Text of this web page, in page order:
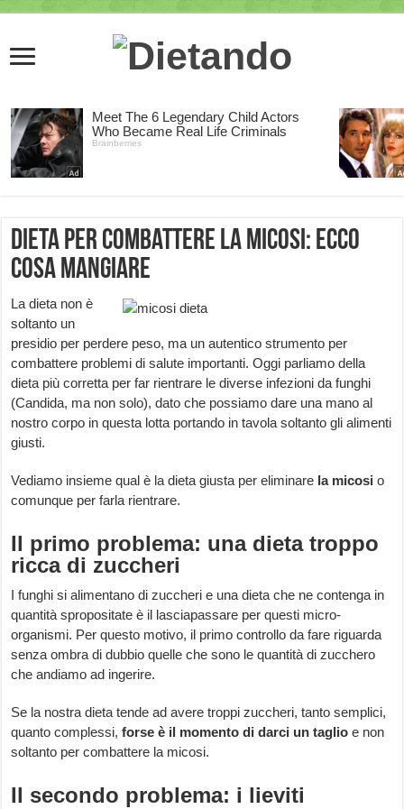
Dieta per combattere la micosi: ecco
cosa mangiare
La dieta non è
soltanto un
presidio per perdere peso, ma un autentico strumento per
combattere problemi di salute importanti. Oggi parliamo della
dieta più corretta per far rientrare le diverse infezioni da funghi
(Candida, ma non solo), dato che possiamo dare una mano al
nostro corpo in questa lotta portando in tavola soltanto gli alimenti
giusti.
Vediamo insieme qual è la dieta giusta per eliminare la micosi o
comunque per farla rientrare.
Il primo problema: una dieta troppo
ricca di zuccheri
I funghi si alimentano di zuccheri e una dieta che ne contenga in
quantità spropositate è il lasciapassare per questi micro-
organismi. Per questo motivo, il primo controllo da fare riguarda
senza ombra di dubbio quelle che sono le quantità di zucchero
che andiamo ad ingerire.
Se la nostra dieta tende ad avere troppi zuccheri, tanto semplici,
quanto complessi,forse è il momento di darci un taglio e non
soltanto per combattere la micosi.
Il secondo problema: i lieviti